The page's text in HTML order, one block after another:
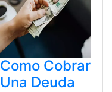
Como Cobrar
Una Deuda